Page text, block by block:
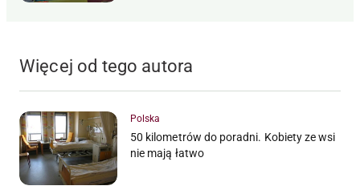
Więcej od tego autora
Polska
50 kilometrów do poradni. Kobiety ze wsi
nie mają łatwo